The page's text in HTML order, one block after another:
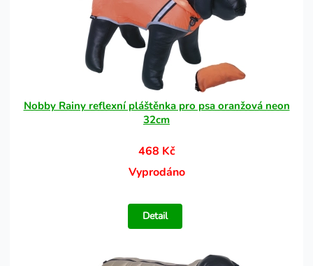
Nobby Rainy reflexní pláštěnka pro psa oranžová neon
32cm
468 Kč
Vyprodáno
Detail